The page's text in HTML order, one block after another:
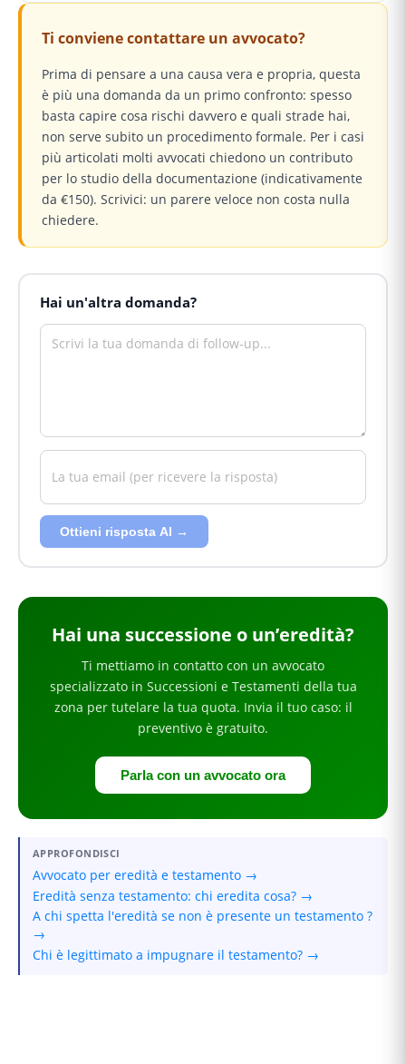
Ti conviene contattare un avvocato?
Prima di pensare a una causa vera e propria, questa
è più una domanda da un primo confronto: spesso
basta capire cosa rischi davvero e quali strade hai,
non serve subito un procedimento formale. Per i casi
più articolati molti avvocati chiedono un contributo
per lo studio della documentazione (indicativamente
da €150). Scrivici: un parere veloce non costa nulla
chiedere.
Hai un'altra domanda?
Ottieni risposta AI →
Hai una successione o un’eredità?
Ti mettiamo in contatto con un avvocato
specializzato in Successioni e Testamenti della tua
zona per tutelare la tua quota. Invia il tuo caso: il
preventivo è gratuito.
Parla con un avvocato ora
APPROFONDISCI
Avvocato per eredità e testamento →
Eredità senza testamento: chi eredita cosa? →
A chi spetta l'eredità se non è presente un testamento ?
→
Chi è legittimato a impugnare il testamento? →